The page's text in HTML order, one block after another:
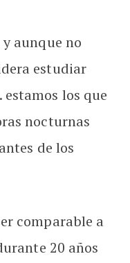
aunque no
estudiar
los que
nocturnas
de los
comparable a
20 años